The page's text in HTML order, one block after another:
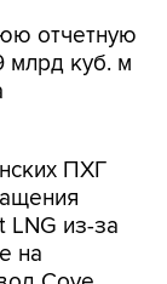
отчетную
млрд куб. м
ПХГ
LNG из-за
на